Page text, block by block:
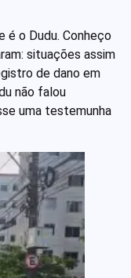
é o Dudu. Conheço
situações assim
de dano em
não falou
uma testemunha